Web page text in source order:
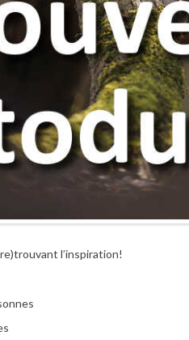
l’inspiration!